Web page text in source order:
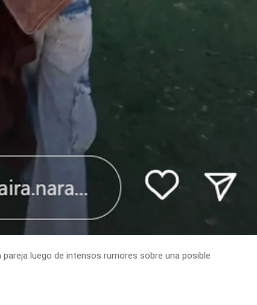
luego de intensos rumores sobre una posible